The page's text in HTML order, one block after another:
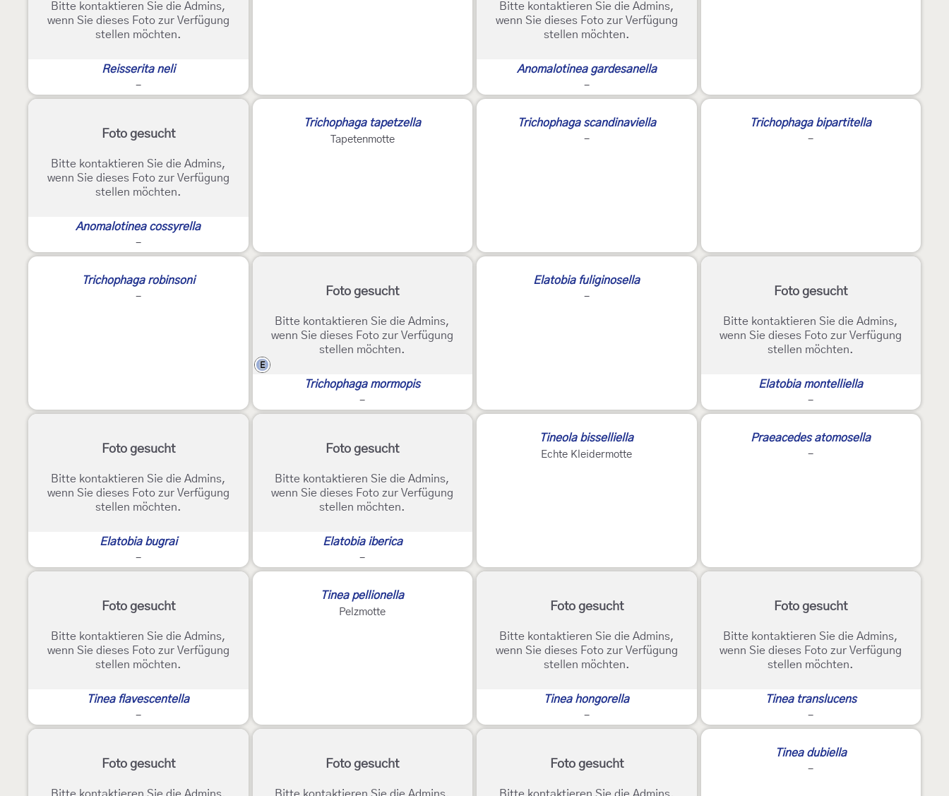
Bitte kontaktieren Sie die Admins,
wenn Sie dieses Foto zur Verfügung
stellen möchten.
Reisserita neli
-
Bitte kontaktieren Sie die Admins,
wenn Sie dieses Foto zur Verfügung
stellen möchten.
Anomalotinea gardesanella
-
Foto gesucht
Bitte kontaktieren Sie die Admins,
wenn Sie dieses Foto zur Verfügung
stellen möchten.
Anomalotinea cossyrella
-
Trichophaga tapetzella
Tapetenmotte
Trichophaga scandinaviella
-
Trichophaga bipartitella
-
Trichophaga robinsoni
- Foto gesucht
Bitte kontaktieren Sie die Admins,
wenn Sie dieses Foto zur Verfügung
stellen möchten.
E
Trichophaga mormopis
-
Elatobia fuliginosella
- Foto gesucht
Bitte kontaktieren Sie die Admins,
wenn Sie dieses Foto zur Verfügung
stellen möchten.
Elatobia montelliella
-
Foto gesucht
Bitte kontaktieren Sie die Admins,
wenn Sie dieses Foto zur Verfügung
stellen möchten.
Elatobia bugrai
-
Foto gesucht
Bitte kontaktieren Sie die Admins,
wenn Sie dieses Foto zur Verfügung
stellen möchten.
Elatobia iberica
-
Tineola bisselliella
Echte Kleidermotte
Praeacedes atomosella
-
Foto gesucht
Bitte kontaktieren Sie die Admins,
wenn Sie dieses Foto zur Verfügung
stellen möchten.
Tinea flavescentella
-
Tinea pellionella
Pelzmotte Foto gesucht
Bitte kontaktieren Sie die Admins,
wenn Sie dieses Foto zur Verfügung
stellen möchten.
Tinea hongorella
-
Foto gesucht
Bitte kontaktieren Sie die Admins,
wenn Sie dieses Foto zur Verfügung
stellen möchten.
Tinea translucens
-
Foto gesucht Foto gesucht Foto gesucht
Tinea dubiella
-